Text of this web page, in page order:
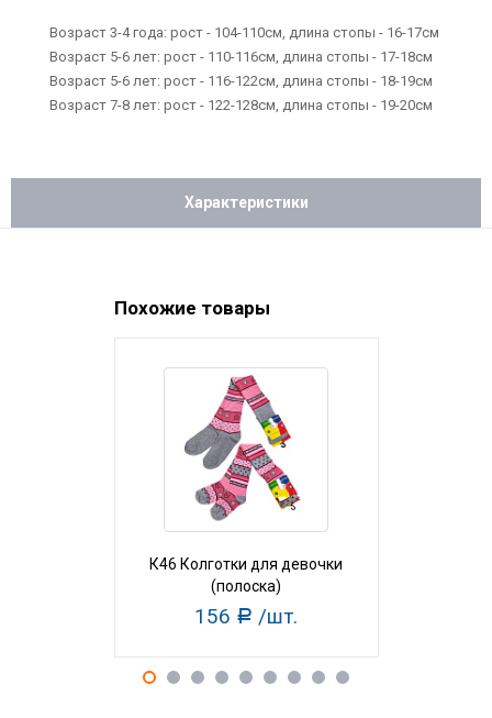
Возраст 3-4 года: рост - 104-110см, длина стопы - 16-17см
Возраст 5-6 лет: рост - 110-116см, длина стопы - 17-18см
Возраст 5-6 лет: рост - 116-122см, длина стопы - 18-19см
Возраст 7-8 лет: рост - 122-128см, длина стопы - 19-20см
Характеристики
Похожие товары
К46 Колготки для девочки
(полоска)
156 Р /шт.